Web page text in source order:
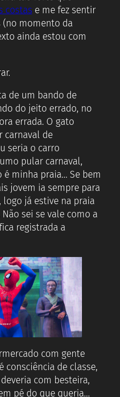
costas e me fez sentir
momento da
ainda estou com
de um bando de
do jeito errado, no
errada. O gato
carnaval de
seria o carro
pular carnaval,
é minha praia… Se bem
jovem ia sempre para
logo já estive na praia
sei se vale como a
registrada a
com gente
consciência de classe,
com besteira,
pé do que queria…